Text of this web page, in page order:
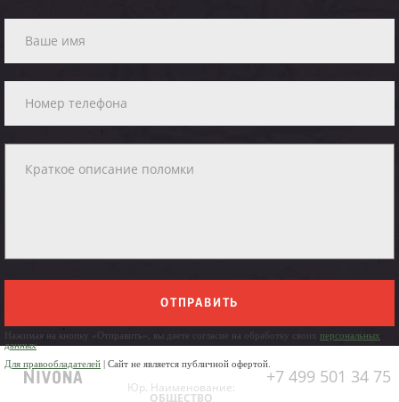
ОТПРАВИТЬ
Нажимая на кнопку «Отправить», вы даете согласие на обработку своих персональных
данных
Для правообладателей | Сайт не является публичной офертой.
+7 499 501 34 75
Юр. Наименование:
ОБЩЕСТВО